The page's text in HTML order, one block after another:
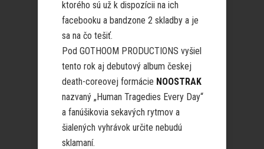
ktorého sú už k dispozícii na ich
facebooku a bandzone 2 skladby a je
sa na čo tešiť.
Pod GOTHOOM PRODUCTIONS vyšiel
tento rok aj debutový album českej
death-coreovej formácie NOOSTRAK
nazvaný „Human Tragedies Every Day“
a fanúšikovia sekavých rytmov a
šialených vyhrávok určite nebudú
sklamaní.